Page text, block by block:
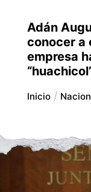
Adán
conocer a
empresa
Inicio